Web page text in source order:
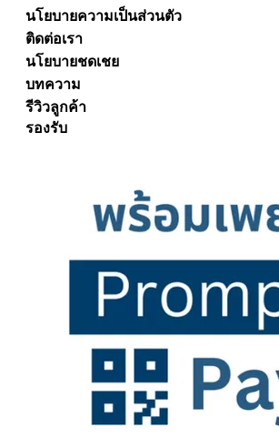
นโยบายความเป็นส่วนตัว
ติดต่อเรา
นโยบายชดเชย
บทความ
รีวิวลูกค้า
รองรับ